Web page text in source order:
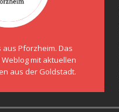
aus Pforzheim. Das
mit aktuellen
aus der Goldstadt.